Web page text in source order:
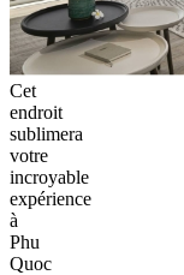
Cet
endroit
sublimera
votre
incroyable
expérience
à
Phu
Quoc